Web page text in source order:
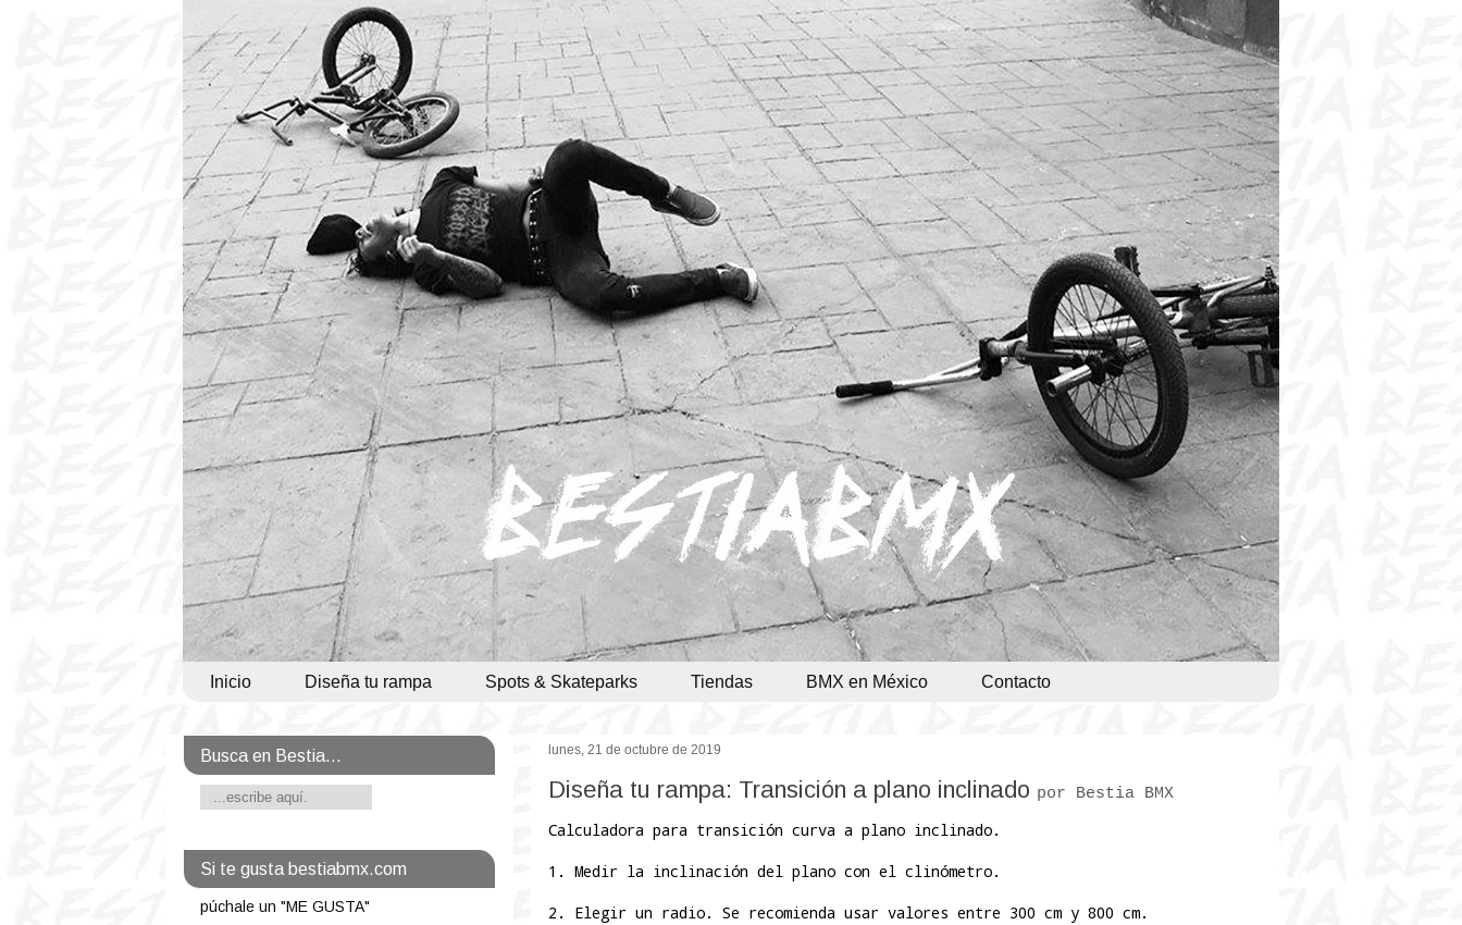
Inicio Diseña tu rampa Spots & Skateparks Tiendas BMX en México Contacto
lunes, 21 de octubre de 2019
Diseña tu rampa: Transición a plano inclinado por Bestia BMX
Calculadora para transición curva a plano inclinado.
1. Medir la inclinación del plano con el clinómetro.
2. Elegir un radio. Se recomienda usar valores entre 300 cm y 800 cm.
Busca en Bestia...
Si te gusta bestiabmx.com
púchale un "ME GUSTA"